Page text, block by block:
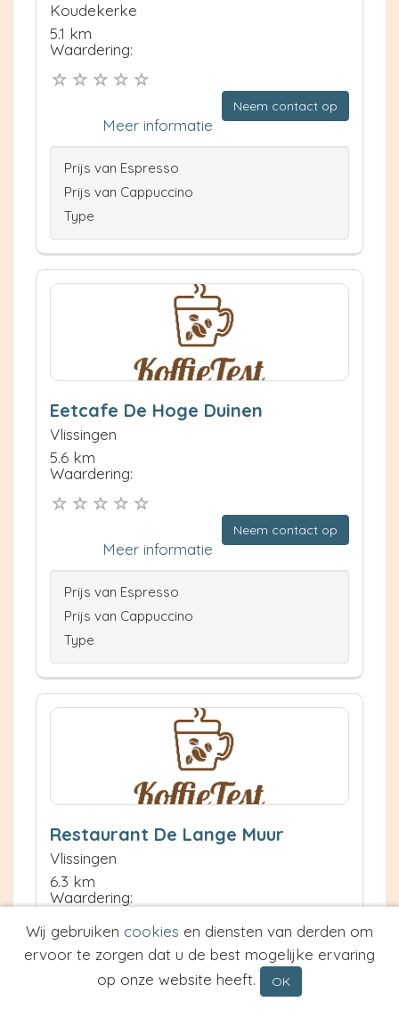
Koudekerke
5.1 km
Waardering:
Neem contact op
Meer informatie
Prijs van Espresso
Prijs van Cappuccino
Type
Eetcafe De Hoge Duinen
Vlissingen
5.6 km
Waardering:
Neem contact op
Meer informatie
Prijs van Espresso
Prijs van Cappuccino
Type
Restaurant De Lange Muur
Vlissingen
6.3 km
Waardering:
Neem contact op
Meer informatie
Wij gebruiken cookies en diensten van derden om
ervoor te zorgen dat u de best mogelijke ervaring
op onze website heeft.
OK